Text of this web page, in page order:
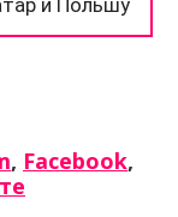
, Facebook,